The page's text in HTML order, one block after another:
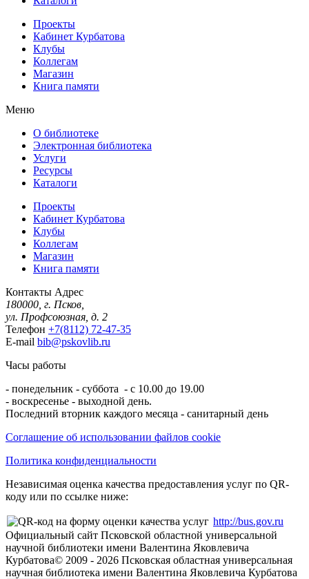
Проекты
Кабинет Курбатова
Клубы
Коллегам
Магазин
Книга памяти
Меню
О библиотеке
Электронная библиотека
Услуги
Ресурсы
Каталоги
Проекты
Кабинет Курбатова
Клубы
Коллегам
Магазин
Книга памяти
Контакты Адрес
180000, г. Псков,
ул. Профсоюзная, д. 2
Телефон +7(8112) 72-47-35
E-mail bib@pskovlib.ru
Часы работы
- понедельник - суббота - с 10.00 до 19.00
- воскресенье - выходной день.
Последний вторник каждого месяца - санитарный день
Соглашение об использовании файлов cookie
Политика конфиденциальности
Независимая оценка качества предоставления услуг по QR-
коду или по ссылке ниже:
http://bus.gov.ru
Официальный сайт Псковской областной универсальной
научной библиотеки имени Валентина Яковлевича
Курбатова© 2009 - 2026 Псковская областная универсальная
научная библиотека имени Валентина Яковлевича Курбатова